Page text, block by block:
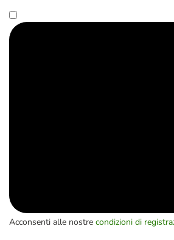
Acconsenti alle nostre condizioni di